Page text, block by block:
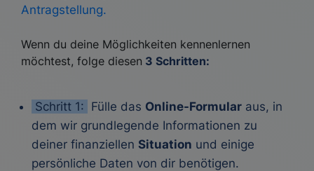
Antragstellung.
Wenn du deine Möglichkeiten kennenlernen
möchtest, folge diesen 3 Schritten:
Schritt 1: Fülle das Online-Formular aus, in
dem wir grundlegende Informationen zu
deiner finanziellen Situation und einige
persönliche Daten von dir benötigen.